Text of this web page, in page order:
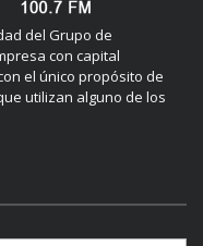
del Grupo de
con capital
el único propósito de
utilizan alguno de los